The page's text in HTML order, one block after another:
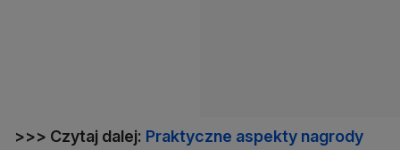
>>> Czytaj dalej: Praktyczne aspekty nagrody